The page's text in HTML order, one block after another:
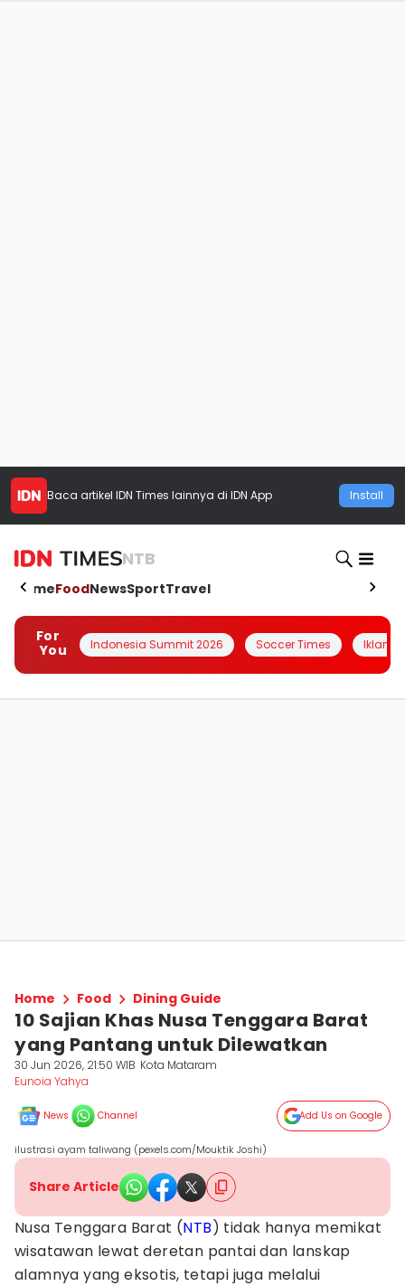
Baca artikel IDN Times lainnya di IDN App Install
NTB
HomeFoodNewsSportTravel
For
You
Indonesia Summit 2026 Soccer Times Iklanin
Home Food Dining Guide
10 Sajian Khas Nusa Tenggara Barat
yang Pantang untuk Dilewatkan
30 Jun 2026, 21:50 WIB Kota Mataram
Eunoia Yahya
News Channel Add Us on Google
ilustrasi ayam taliwang (pexels.com/Mouktik Joshi)
Share Article
Nusa Tenggara Barat (NTB) tidak hanya memikat
wisatawan lewat deretan pantai dan lanskap
alamnya yang eksotis, tetapi juga melalui